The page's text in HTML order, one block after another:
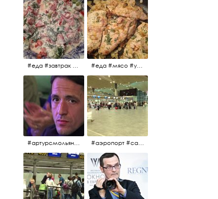
#еда #завтрак #витамины #помидоры #укроп #огурцы #сметана #салат #еда #мясо #утро #завтрак #едакакисточниквдохновения
#артурсмольянинов @melnikovadsh #artursmolyaninov #аэропорт #санктпетербург #пулково #мореморе #моремолнцепесок #дваночи